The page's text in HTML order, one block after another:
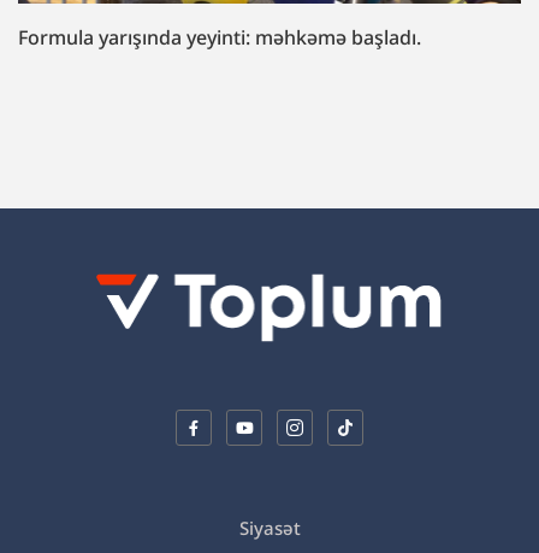
“Fazil Mustafaya sui-qəsd işi”ndə müttəhim:
Siyasət